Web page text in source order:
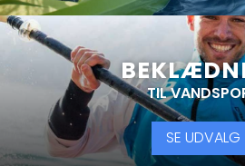
TIL
SE UDVALG